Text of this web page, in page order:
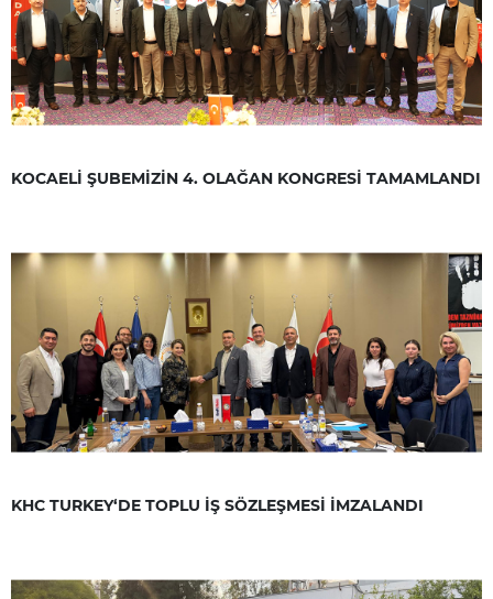
KOCAELİ ŞUBEMİZİN 4. OLAĞAN KONGRESİ TAMAMLANDI
KHC TURKEY‘DE TOPLU İŞ SÖZLEŞMESİ İMZALANDI